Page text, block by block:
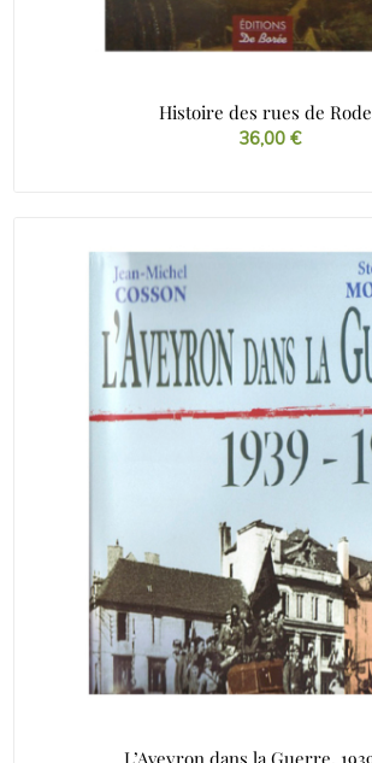
Histoire des rues de
36,00 €